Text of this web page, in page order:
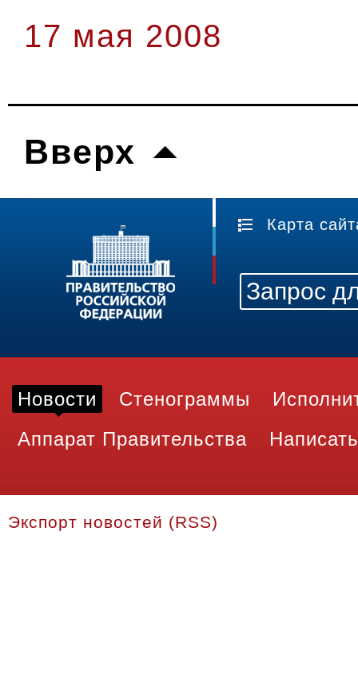
17 мая 2008
Вверх
Карта
Новости Стенограммы
Аппарат Правительства
Экспорт новостей (RSS)